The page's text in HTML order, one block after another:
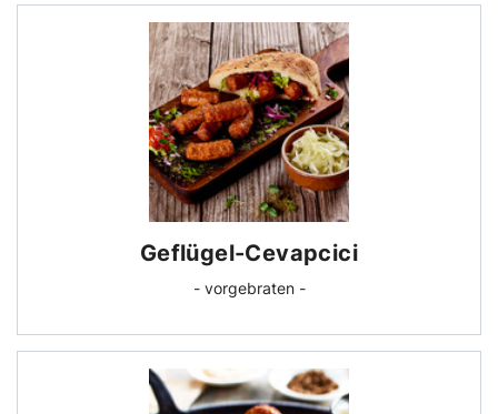
Geflügel-Cevapcici
- vorgebraten -